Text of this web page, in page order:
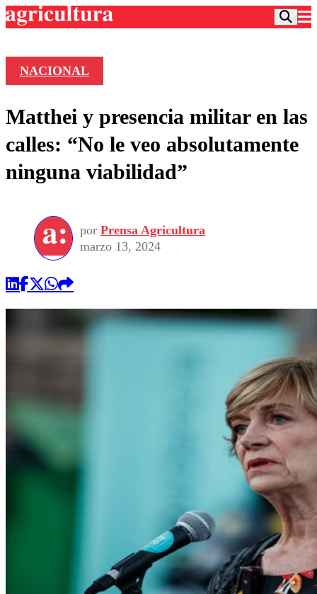
Frecuencias
Agricultura TV
Deportes
Colo Colo
Seleccion Chilena
Torneo Internacional
Universidad de Chile
Entretención
Economía
Internacional
Sustentabilidad
Publicaciones en medios
Opinión
NACIONAL
Matthei y presencia militar en las
calles: “No le veo absolutamente
ninguna viabilidad”
por Prensa Agricultura
marzo 13, 2024